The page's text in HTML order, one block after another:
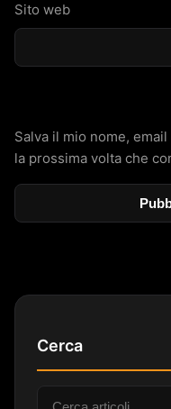
Sito web
Salva il mio nome,
la prossima volta che
Cerca
Cerca: